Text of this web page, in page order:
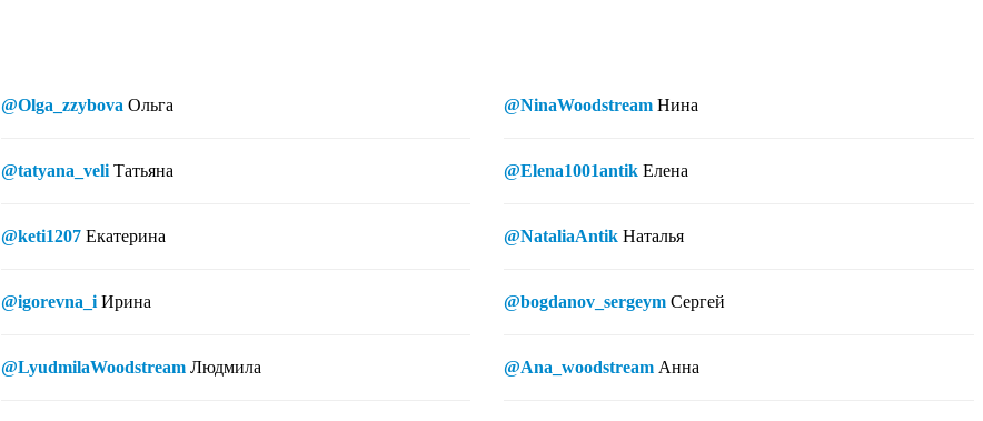
@Olga_zzybova Ольга
@tatyana_veli Татьяна
@keti1207 Екатерина
@igorevna_i Ирина
@LyudmilaWoodstream Людмила
@NinaWoodstream Нина
@Elena1001antik Елена
@NataliaAntik Наталья
@bogdanov_sergeym Сергей
@Ana_woodstream Анна